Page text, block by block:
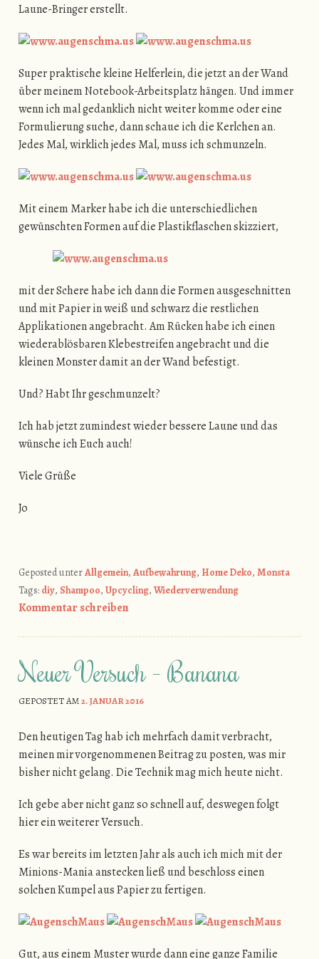
Laune-Bringer erstellt.
Super praktische kleine Helferlein, die jetzt an der Wand
über meinem Notebook-Arbeitsplatz hängen. Und immer
wenn ich mal gedanklich nicht weiter komme oder eine
Formulierung suche, dann schaue ich die Kerlchen an.
Jedes Mal, wirklich jedes Mal, muss ich schmunzeln.
Mit einem Marker habe ich die unterschiedlichen
gewünschten Formen auf die Plastikflaschen skizziert,
mit der Schere habe ich dann die Formen ausgeschnitten
und mit Papier in weiß und schwarz die restlichen
Applikationen angebracht. Am Rücken habe ich einen
wiederablösbaren Klebestreifen angebracht und die
kleinen Monster damit an der Wand befestigt.
Und? Habt Ihr geschmunzelt?
Ich hab jetzt zumindest wieder bessere Laune und das
wünsche ich Euch auch!
Viele Grüße
Jo
Geposted unterAllgemein, Aufbewahrung, Home Deko, Monsta
Tags: diy, Shampoo, Upcycling, Wiederverwendung
Kommentar schreiben
Neuer Versuch – Banana
GEPOSTET AM2. JANUAR 2016
Den heutigen Tag hab ich mehrfach damit verbracht,
meinen mir vorgenommenen Beitrag zu posten, was mir
bisher nicht gelang. Die Technik mag mich heute nicht.
Ich gebe aber nicht ganz so schnell auf, deswegen folgt
hier ein weiterer Versuch.
Es war bereits im letzten Jahr als auch ich mich mit der
Minions-Mania anstecken ließ und beschloss einen
solchen Kumpel aus Papier zu fertigen.
Gut, aus einem Muster wurde dann eine ganze Familie